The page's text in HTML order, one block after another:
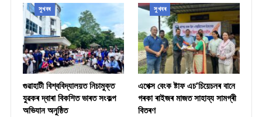
সুখবৰ
গুৱাহাটী বিশ্ববিদ্যালয়ত নিচামুক্ত
যুৱকৰ দ্বাৰা বিকশিত ভাৰত সংকল্প
অভিযান অনুষ্ঠিত
সুখবৰ
​এপেক্স বেংক ষ্টাফ এচ’চিয়েচনৰ বানে
গৰকা ৰাইজৰ মাজত সাহায্য সামগ্ৰী
বিতৰণ ​